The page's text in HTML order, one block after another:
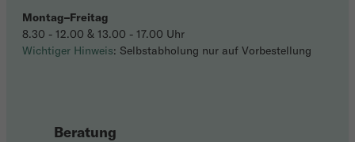
Beratung
Montag–Freitag
8.30 - 12.00 & 13.00 - 17.00 Uhr
Wichtiger Hinweis: Selbstabholung nur auf Vorbestellung